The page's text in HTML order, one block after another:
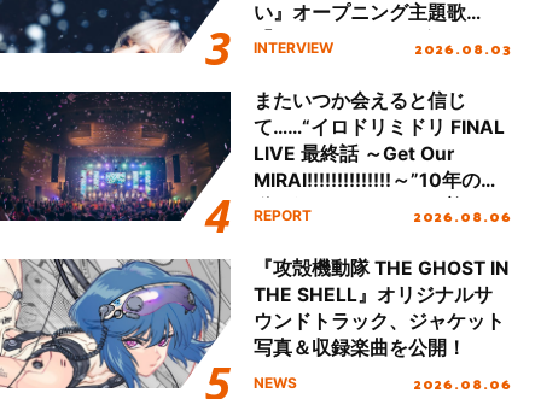
い』オープニング主題歌
「Amore」インタビュー
INTERVIEW 2026.08.03
またいつか会えると信じ
て……“イロドリミドリ FINAL
LIVE 最終話 ～Get Our
MIRAI!!!!!!!!!!!!!!～”10年の活
動を経てファイナルを迎える
REPORT 2026.08.06
『攻殻機動隊 THE GHOST IN
THE SHELL』オリジナルサ
ウンドトラック、ジャケット
写真＆収録楽曲を公開！
NEWS 2026.08.06